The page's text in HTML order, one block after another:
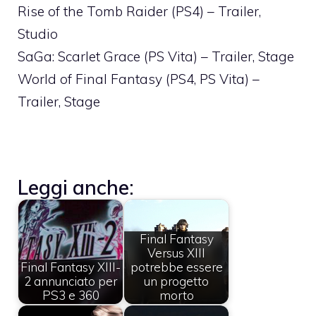
Rise of the Tomb Raider (PS4) – Trailer,
Studio
SaGa: Scarlet Grace (PS Vita) – Trailer, Stage
World of Final Fantasy (PS4, PS Vita) –
Trailer, Stage
Leggi anche:
Final Fantasy XIII-
2 annunciato per
PS3 e 360
Final Fantasy
Versus XIII
potrebbe essere
un progetto
morto